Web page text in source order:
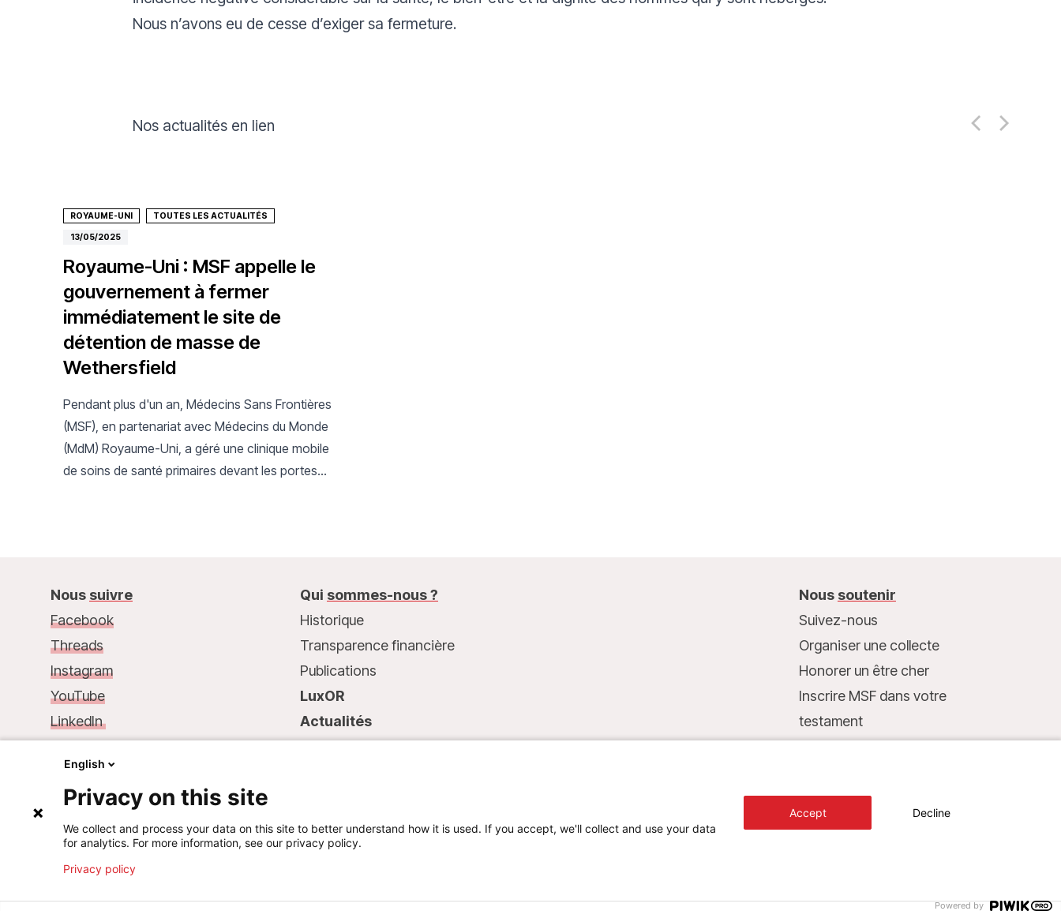
Nous n’avons eu de cesse d’exiger sa fermeture.
Nos actualités en lien
ROYAUME-UNI TOUTES LES ACTUALITÉS
13/05/2025
Royaume-Uni : MSF appelle le
gouvernement à fermer
immédiatement le site de
détention de masse de
Wethersfield
Pendant plus d'un an, Médecins Sans Frontières
(MSF), en partenariat avec Médecins du Monde
(MdM) Royaume-Uni, a géré une clinique mobile
de soins de santé primaires devant les portes
Nous suivre
Facebook
Threads
Instagram
YouTube
LinkedIn
68, rue de Gasperich
L-1617 Luxembourg
Tél.: +352 33 25 15
Mail: info@msf.lu
Qui sommes-nous ?
Historique
Transparence financière
Publications
LuxOR
Actualités
Nous soutenir
Suivez-nous
Organiser une collecte
Honorer un être cher
Inscrire MSF dans votre
testament
Coordonnées bancaires :
LU75 1111 0000 4848 0000
©2026Médecins Sans Frontières Luxembourg Mentions légalesPolitique de confidentialitéCookie preferences Design+Digital :Bunker Palace
English
Privacy on this site
We collect and process your data on this site to better understand how it is used. If you accept, we'll collect and use your data
for analytics. For more information, see our privacy policy.
Privacy policy
Accept Decline
Powered by